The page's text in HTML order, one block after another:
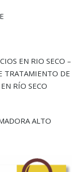
EN RIO SECO –
TRATAMIENTO DE
RÍO SECO
ALTO